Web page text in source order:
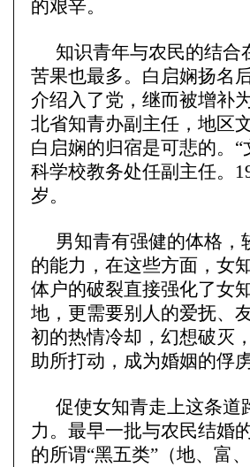
的艰辛。
知识青年与农民的结合
苦果也最多。白启娴扬名
介绍入了党，继而被增补
北省知青办副主任，地区
白启娴的归宿是可悲的。
科学校教务处任副主任。
岁。
男知青有强健的体格
的能力，在这些方面，女
体户的破裂直接强化了女
地，更需要别人的爱抚、
初的热情冷却，幻想破灭
助所打动，成为婚姻的俘虏
促使女知青走上这条道
力。最早一批与农民结婚
的所谓“黑五类”（地、富